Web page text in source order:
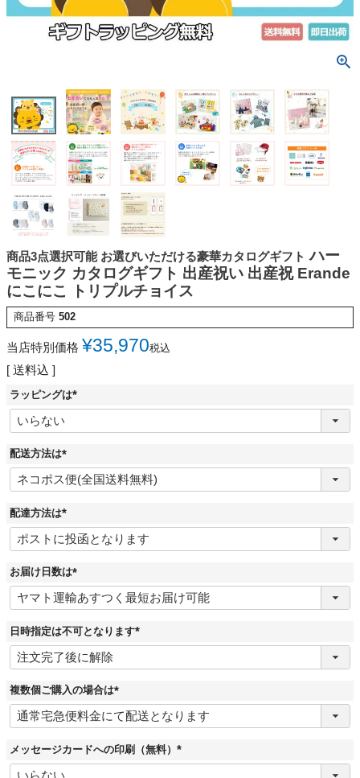
商品3点選択可能 お選びいただける豪華カタログギフト ハー
モニック カタログギフト 出産祝い 出産祝 Erande
にこにこ トリプルチョイス
商品番号 502
当店特別価格 ¥35,970税込
送料込
ラッピングは
(
須
配送方法は
(
必
須
配達方法は
(
必
須
お届け日数は
(
必
須
日時指定は不可となります
(
須
複数個ご購入の場合は
(
必
須
メッセージカードへの印刷（無料）
(